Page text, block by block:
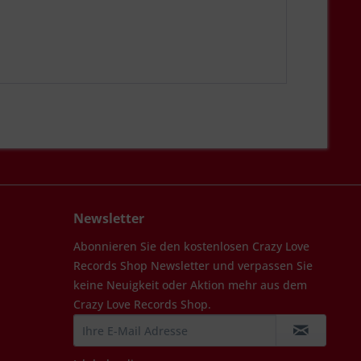
Newsletter
Abonnieren Sie den kostenlosen Crazy Love
Records Shop Newsletter und verpassen Sie
keine Neuigkeit oder Aktion mehr aus dem
Crazy Love Records Shop.